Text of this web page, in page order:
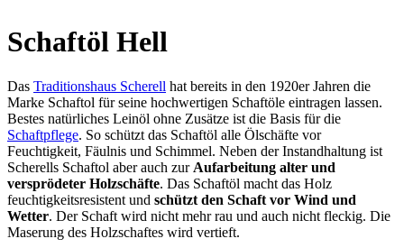
Schaftöl Hell
Das Traditionshaus Scherell hat bereits in den 1920er Jahren die
Marke Schaftol für seine hochwertigen Schaftöle eintragen lassen.
Bestes natürliches Leinöl ohne Zusätze ist die Basis für die
Schaftpflege. So schützt das Schaftöl alle Ölschäfte vor
Feuchtigkeit, Fäulnis und Schimmel. Neben der Instandhaltung ist
Scherells Schaftol aber auch zur Aufarbeitung alter und
versprödeter Holzschäfte. Das Schaftöl macht das Holz
feuchtigkeitsresistent und schützt den Schaft vor Wind und
Wetter. Der Schaft wird nicht mehr rau und auch nicht fleckig. Die
Maserung des Holzschaftes wird vertieft.